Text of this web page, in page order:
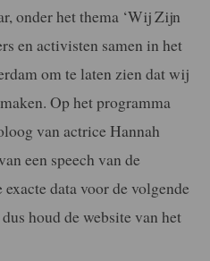
onder het thema ‘Wij Zijn
en activisten samen in het
om te laten zien dat wij
Op het programma
van actrice Hannah
een speech van de
data voor de volgende
houd de website van het